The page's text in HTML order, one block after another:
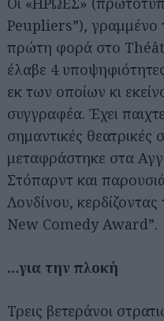
Peupliers”), γραμμένο
πρώτη φορά στο
έλαβε 4
εκ των οποίων κι
συγγραφέα. Έχει
σημαντικές θεατρικές
μεταφράστηκε στα
Στόπαρντ και
Λονδίνου,
New Comedy Award”.
…για την πλοκή
Τρεις βετεράνοι